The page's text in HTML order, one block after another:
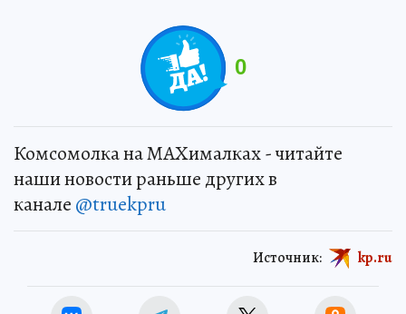
0
Комсомолка на MAXималках - читайте
наши новости раньше других в
канале @truekpru
Источник: kp.ru